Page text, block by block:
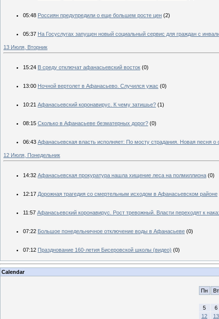
05:48 Россиян предупредили о еще большем росте цен (2)
05:37 На Госуслугах запущен новый социальный сервис для граждан с
13 Июля, Вторник
15:24 В среду отключат афанасьевский восток (0)
13:00 Ночной вертолет в Афанасьево. Случился ужас (0)
10:21 Афанасьевский коронавирус. К чему затишье? (1)
08:15 Сколько в Афанасьеве безматерных дорог? (0)
06:43 Афанасьевская власть исполняет: По мосту страдания. Новая песня о
12 Июля, Понедельник
14:32 Афанасьевская прокуратура нашла хищение леса на полмиллиона (0)
12:17 Дорожная трагедия со смертельным исходом в Афанасьевском районе
11:57 Афанасьевский коронавирус. Рост тревожный. Власти переходят к
07:22 Большое понедельничное отключение воды в Афанасьеве (0)
07:12 Празднование 160-летия Бисеровской школы (видео) (0)
Calendar
Пн Вт
5
6
12
13